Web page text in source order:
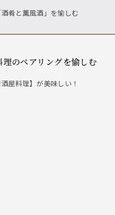
酒肴と薫風酒」を愉しむ
のペアリングを愉しむ
屋料理】が美味しい！